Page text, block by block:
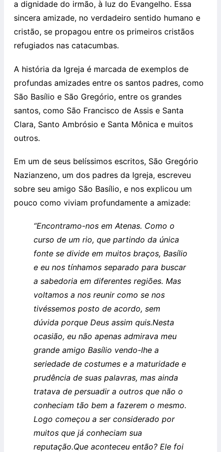
a dignidade do irmão, à luz do Evangelho. Essa
sincera amizade, no verdadeiro sentido humano e
cristão, se propagou entre os primeiros cristãos
refugiados nas catacumbas.
A história da Igreja é marcada de exemplos de
profundas amizades entre os santos padres, como
São Basílio e São Gregório, entre os grandes
santos, como São Francisco de Assis e Santa
Clara, Santo Ambrósio e Santa Mônica e muitos
outros.
Em um de seus belíssimos escritos, São Gregório
Nazianzeno, um dos padres da Igreja, escreveu
sobre seu amigo São Basílio, e nos explicou um
pouco como viviam profundamente a amizade:
“Encontramo-nos em Atenas. Como o
curso de um rio, que partindo da única
fonte se divide em muitos braços, Basílio
e eu nos tínhamos separado para buscar
a sabedoria em diferentes regiões. Mas
voltamos a nos reunir como se nos
tivéssemos posto de acordo, sem
dúvida porque Deus assim quis.Nesta
ocasião, eu não apenas admirava meu
grande amigo Basílio vendo-lhe a
seriedade de costumes e a maturidade e
prudência de suas palavras, mas ainda
tratava de persuadir a outros que não o
conheciam tão bem a fazerem o mesmo.
Logo começou a ser considerado por
muitos que já conheciam sua
reputação.Que aconteceu então? Ele foi